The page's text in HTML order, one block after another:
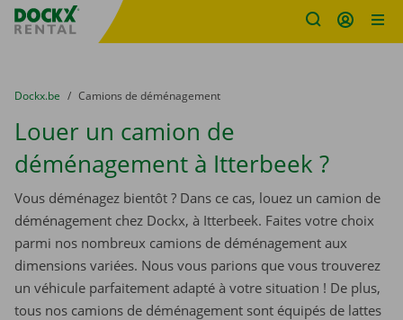
sitename
You are here:
du
Dockx.be to
Camions de déménagement
Louer un camion de
déménagement à Itterbeek ?
Vous déménagez bientôt ? Dans ce cas, louez un camion de
déménagement chez Dockx, à Itterbeek. Faites votre choix
parmi nos nombreux camions de déménagement aux
dimensions variées. Nous vous parions que vous trouverez
un véhicule parfaitement adapté à votre situation ! De plus,
tous nos camions de déménagement sont équipés de lattes